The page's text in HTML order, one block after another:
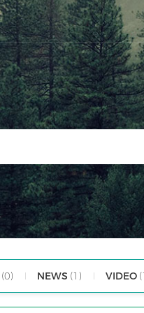
(0) NEWS (1) VIDEO